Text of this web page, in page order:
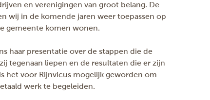
en verenigingen van groot belang. De
wij in de komende jaren weer toepassen op
gemeente komen wonen.
haar presentatie over de stappen die de
tegenaan liepen en de resultaten die er zijn
het voor Rijnvicus mogelijk geworden om
werk te begeleiden.